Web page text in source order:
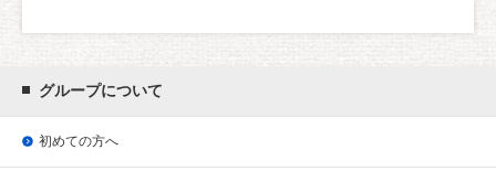
グループについて
初めての方へ